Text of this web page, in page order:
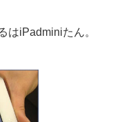
はiPadminiたん。